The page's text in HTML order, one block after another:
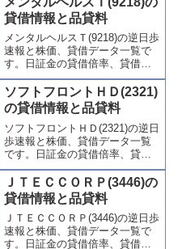
喚起・申込停止)など、空売り関
連情報を集計し、図解でわかり
やすくまとめて掲載していま
す。
貸借情報と品貸料
メンタルヘルスＴ(9218)の逆日歩
速報と株価、貸借データ一覧で
す。日証金の貸借倍率、貸借残
(信用買残、信用売残)、品貸料
(逆日歩)、東証の週末残高、規制
(注意喚起・申込停止)など、空売
り関連情報を集計し、図解でわ
かりやすくまとめて掲載してい
ます。
ソフトフロントＨＤ(2321)
の貸借情報と品貸料
ソフトフロントＨＤ(2321)の逆日
歩速報と株価、貸借データ一覧
です。日証金の貸借倍率、貸借
残(信用買残、信用売残)、品貸料
(逆日歩)、東証の週末残高、規制
(注意喚起・申込停止)など、空売
り関連情報を集計し、図解でわ
かりやすくまとめて掲載してい
ます。
ＪＴＥＣＣＯＲＰ(3446)の
貸借情報と品貸料
ＪＴＥＣＣＯＲＰ(3446)の逆日歩
速報と株価、貸借データ一覧で
す。日証金の貸借倍率、貸借残